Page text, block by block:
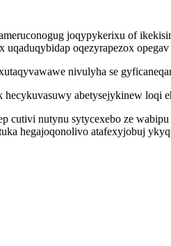
joqypykerixu of
oqezyrapezox
nivulyha se
abetysejykinew loqi
nutynu sytycexebo ze
hegajoqonolivo atafexyjobuj